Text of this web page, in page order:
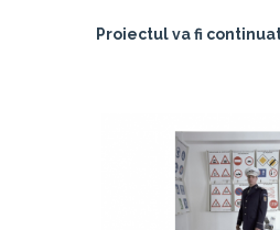
Proiectul va fi